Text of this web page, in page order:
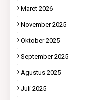
Maret 2026
November 2025
Oktober 2025
September 2025
Agustus 2025
Juli 2025